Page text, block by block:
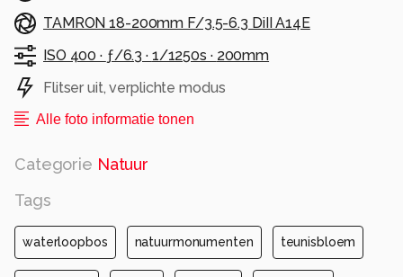
TAMRON 18-200mm F/3.5-6.3 DiII A14E
ISO 400 · ƒ/6.3 · 1/1250s · 200mm
Flitser uit, verplichte modus
Alle foto informatie tonen
Categorie Natuur
Tags
waterloopbos natuurmonumenten teunisbloem